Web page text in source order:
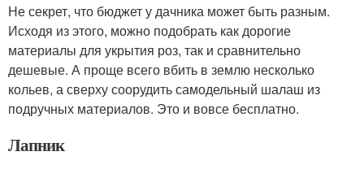
Не секрет, что бюджет у дачника может быть разным.
Исходя из этого, можно подобрать как дорогие
материалы для укрытия роз, так и сравнительно
дешевые. А проще всего вбить в землю несколько
кольев, а сверху соорудить самодельный шалаш из
подручных материалов. Это и вовсе бесплатно.
Лапник